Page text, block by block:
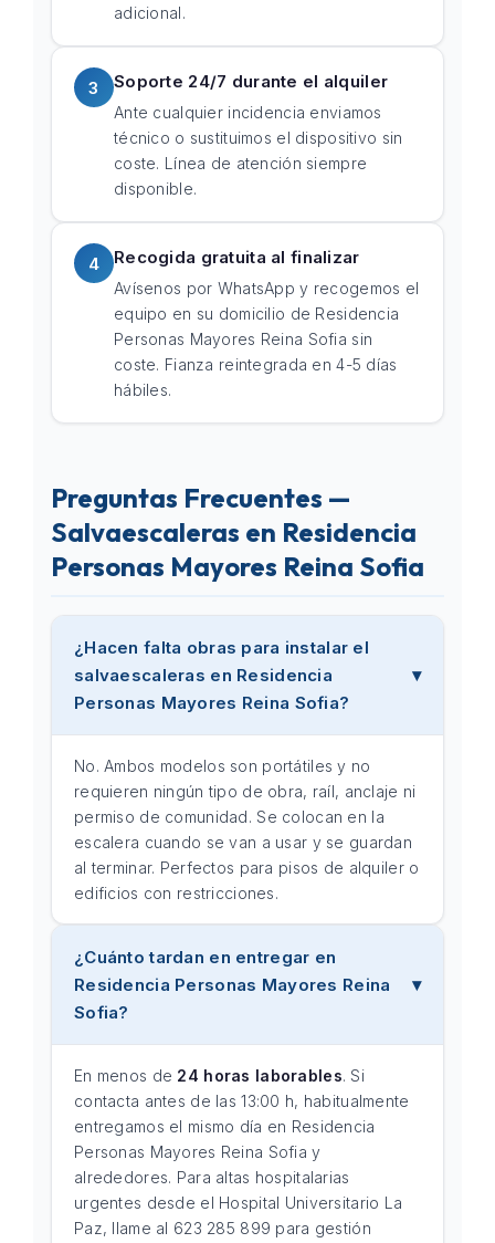
adicional.
3 Soporte 24/7 durante el alquiler
Ante cualquier incidencia enviamos
técnico o sustituimos el dispositivo sin
coste. Línea de atención siempre
disponible.
4 Recogida gratuita al finalizar
Avísenos por WhatsApp y recogemos el
equipo en su domicilio de Residencia
Personas Mayores Reina Sofia sin
coste. Fianza reintegrada en 4-5 días
hábiles.
Preguntas Frecuentes —
Salvaescaleras en Residencia
Personas Mayores Reina Sofia
¿Hacen falta obras para instalar el
salvaescaleras en Residencia
Personas Mayores Reina Sofia?
No. Ambos modelos son portátiles y no
requieren ningún tipo de obra, raíl, anclaje ni
permiso de comunidad. Se colocan en la
escalera cuando se van a usar y se guardan
al terminar. Perfectos para pisos de alquiler o
edificios con restricciones.
¿Cuánto tardan en entregar en
Residencia Personas Mayores Reina
Sofia?
En menos de 24 horas laborables. Si
contacta antes de las 13:00 h, habitualmente
entregamos el mismo día en Residencia
Personas Mayores Reina Sofia y
alrededores. Para altas hospitalarias
urgentes desde el Hospital Universitario La
Paz, llame al 623 285 899 para gestión